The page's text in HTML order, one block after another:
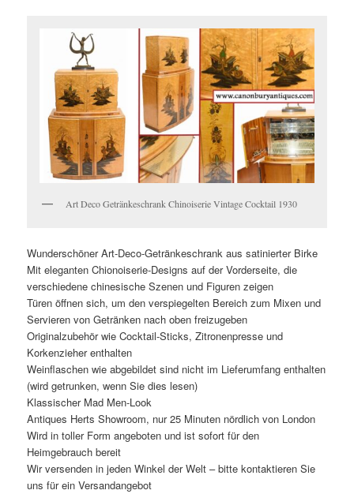
Art Deco Getränkeschrank Chinoiserie Vintage Cocktail 1930
Wunderschöner Art-Deco-Getränkeschrank aus satinierter Birke
Mit eleganten Chionoiserie-Designs auf der Vorderseite, die
verschiedene chinesische Szenen und Figuren zeigen
Türen öffnen sich, um den verspiegelten Bereich zum Mixen und
Servieren von Getränken nach oben freizugeben
Originalzubehör wie Cocktail-Sticks, Zitronenpresse und
Korkenzieher enthalten
Weinflaschen wie abgebildet sind nicht im Lieferumfang enthalten
(wird getrunken, wenn Sie dies lesen)
Klassischer Mad Men-Look
Antiques Herts Showroom, nur 25 Minuten nördlich von London
Wird in toller Form angeboten und ist sofort für den
Heimgebrauch bereit
Wir versenden in jeden Winkel der Welt – bitte kontaktieren Sie
uns für ein Versandangebot